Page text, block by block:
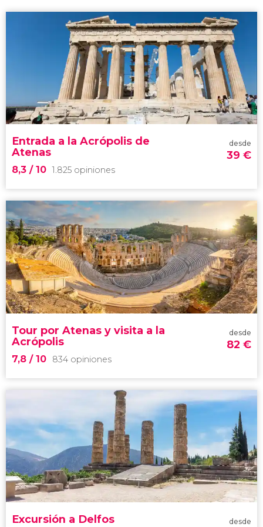
Entrada a la Acrópolis de
Atenas
8,3 / 10 1.825 opiniones
desde
39 €
8,3


1.825 opiniones
entrada a la Acrópolis de Atenas
plan
imprescindible en la capital de Grecia
Tour por Atenas y visita a la
Acrópolis
7,8 / 10 834 opiniones
desde
82 €
7,8


834 opiniones
principales puntos de interés
de Atenas
nos adentraremos en la Acrópolis
Excursión a Delfos desde